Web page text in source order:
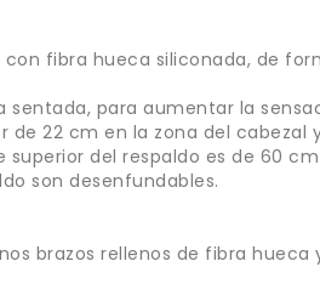
fibra hueca siliconada, de
para aumentar la
22 cm en la zona del cabezal
del respaldo es de 60 cm
son desenfundables.
brazos rellenos de fibra